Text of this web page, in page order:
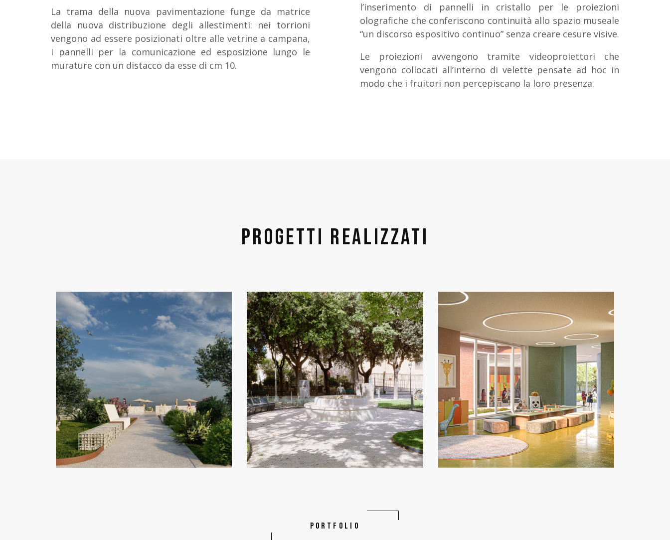
La trama della nuova pavimentazione funge da matrice
della nuova distribuzione degli allestimenti: nei torrioni
vengono ad essere posizionati oltre alle vetrine a campana,
i pannelli per la comunicazione ed esposizione lungo le
murature con un distacco da esse di cm 10.
l’inserimento di pannelli in cristallo per le proiezioni
olografiche che conferiscono continuità allo spazio museale
“un discorso espositivo continuo” senza creare cesure visive.
Le proiezioni avvengono tramite videoproiettori che
vengono collocati all’interno di velette pensate ad hoc in
modo che i fruitori non percepiscano la loro presenza.
Progetti realizzati
PORTFOLIO